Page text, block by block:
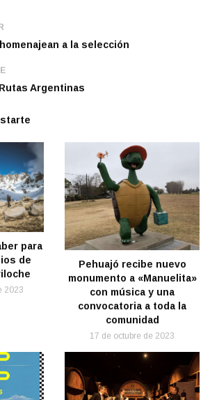
a la selección
Argentinas
para
de
2023
Pehuajó recibe nuevo
monumento a «Manuelita»
con música y una
convocatoria a toda la
comunidad
17 de octubre de 2023